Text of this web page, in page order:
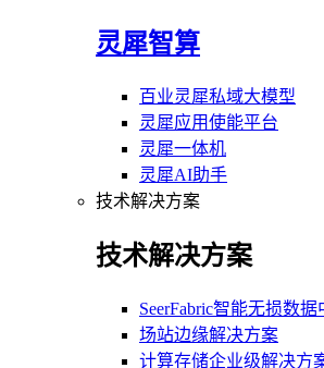
灵犀智算
百业灵犀私域大模型
灵犀应用使能平台
灵犀一体机
灵犀AI助手
技术解决方案
技术解决方案
SeerFabric智能无损数
场站边缘解决方案
计算存储企业级解决方